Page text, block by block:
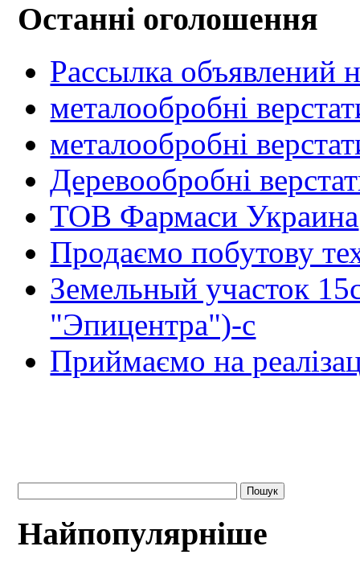
Останні оголошення
Рассылка объявлений
металообробні
металообробні
Деревообробні
ТОВ Фармаси Украина
Продаємо побутову
Земельный участок
"Эпицентра")-с
Приймаємо на
Найпопулярніше